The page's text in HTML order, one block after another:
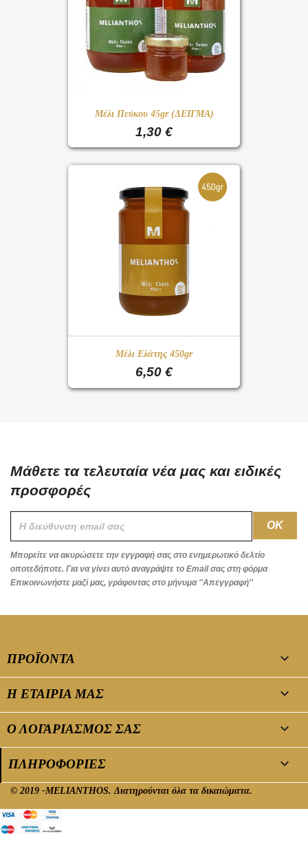
Μέλι Πεύκου 45gr (ΔΕΙΓΜΑ)
1,30 €
Μέλι Ελάτης 450gr
6,50 €
Μάθετε τα τελευταία νέα μας και ειδικές
προσφορές
Μπορείτε να ακυρώσετε την εγγραφή σας στο ενημερωτικό δελτίο
οποτεδήποτε. Για να γίνει αυτό αναγράψτε το Email σας στη φόρμα
Επικοινωνήστε μαζί μας, γράφοντας στο μήνυμα ''Απεγγραφή''
ΠΡΟΪΌΝΤΑ 
Η ΕΤΑΙΡΊΑ ΜΑΣ 
Ο ΛΟΓΑΡΙΑΣΜΌΣ ΣΑΣ 
ΠΛΗΡΟΦΟΡΊΕΣ keyboard_arrow_down
© 2019 -MELIANTHOS. Διατηρούνται όλα τα δικαιώματα.